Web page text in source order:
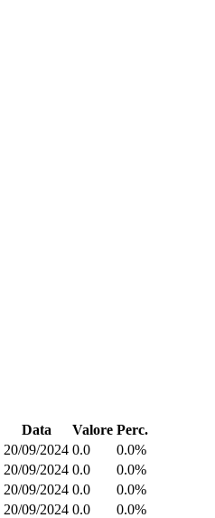
Data Valore Perc.
20/09/2024 0.0
0.0%
20/09/2024 0.0
0.0%
20/09/2024 0.0
0.0%
20/09/2024 0.0
0.0%